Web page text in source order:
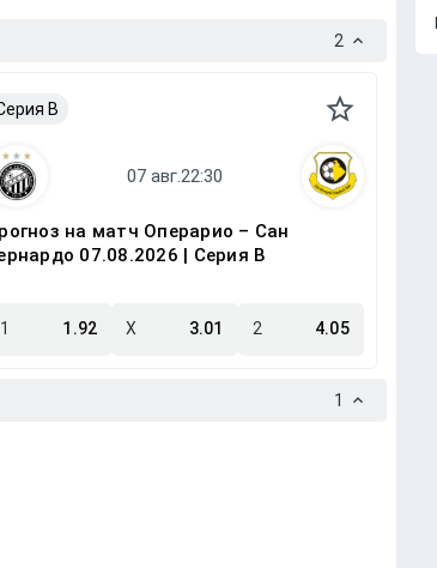
2
B
на матч Операрио – Сан
07.08.2026 | Серия B
1 1.92 X 3.01 2 4.05
1